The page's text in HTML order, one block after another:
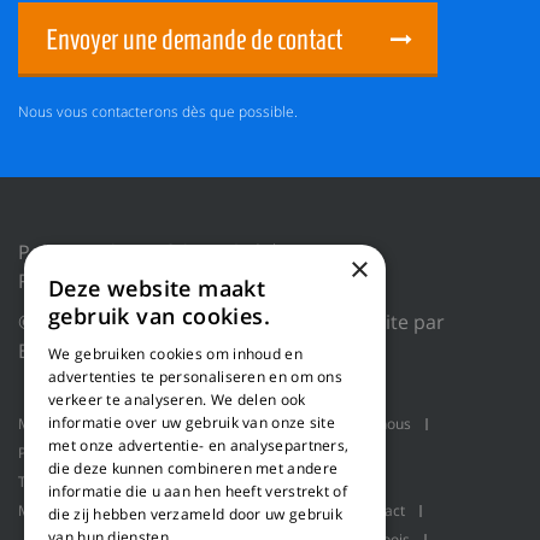
Envoyer une demande de contact
Nous vous contacterons dès que possible.
Politique de confidentialité
Réinitialiser les cookies
© 2018 WILLEMS BALING EQUIPMENT |
Site par
Blue Dragon Digital Technology.
Machines Applications produit
Qui sommes-nous
Projets
Service
Ligne de rabotage
Transport en vrac
Presses à balles
Manutention robotisée
Pallet packaging
Contact
×
Deze website maakt
gebruik van cookies.
We gebruiken cookies om inhoud en
advertenties te personaliseren en om ons
verkeer te analyseren. We delen ook
informatie over uw gebruik van onze site
met onze advertentie- en analysepartners,
die deze kunnen combineren met andere
informatie die u aan hen heeft verstrekt of
die zij hebben verzameld door uw gebruik